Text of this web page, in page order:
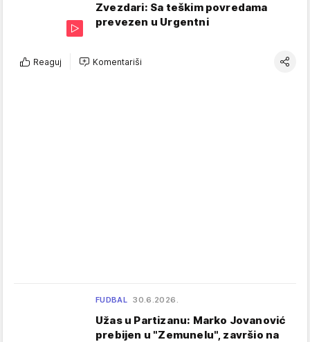
Zvezdari: Sa teškim povredama
prevezen u Urgentni
Reaguj Komentariši
FUDBAL 30.6.2026.
Užas u Partizanu: Marko Jovanović
prebijen u "Zemunelu", završio na